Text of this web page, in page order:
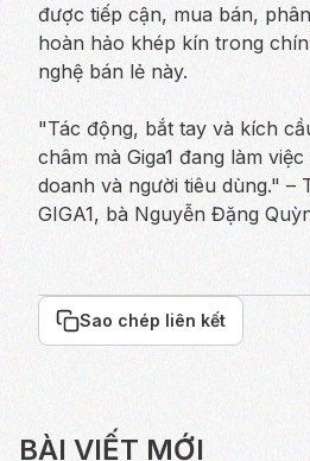
được tiếp cận, mua bán,
hoàn hảo khép kín trong
nghệ bán lẻ này.
"Tác động, bắt tay và kích
châm mà Giga1 đang làm
doanh và người tiêu dùng." –
GIGA1, bà Nguyễn Đặng
Sao chép liên kết
BÀI VIẾT MỚI